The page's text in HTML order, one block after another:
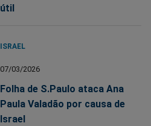
útil
ISRAEL
07/03/2026
Folha de S.Paulo ataca Ana
Paula Valadão por causa de
Israel